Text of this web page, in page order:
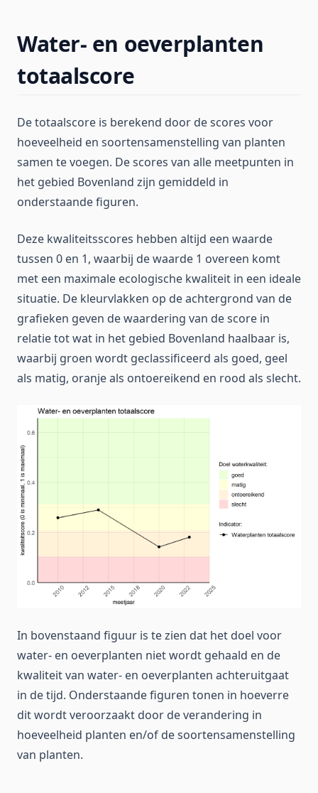
Water- en oeverplanten
totaalscore
De totaalscore is berekend door de scores voor
hoeveelheid en soortensamenstelling van planten
samen te voegen. De scores van alle meetpunten in
het gebied Bovenland zijn gemiddeld in
onderstaande figuren.
Deze kwaliteitsscores hebben altijd een waarde
tussen 0 en 1, waarbij de waarde 1 overeen komt
met een maximale ecologische kwaliteit in een ideale
situatie. De kleurvlakken op de achtergrond van de
grafieken geven de waardering van de score in
relatie tot wat in het gebied Bovenland haalbaar is,
waarbij groen wordt geclassificeerd als goed, geel
als matig, oranje als ontoereikend en rood als slecht.
In bovenstaand figuur is te zien dat het doel voor
water- en oeverplanten niet wordt gehaald en de
kwaliteit van water- en oeverplanten achteruitgaat
in de tijd. Onderstaande figuren tonen in hoeverre
dit wordt veroorzaakt door de verandering in
hoeveelheid planten en/of de soortensamenstelling
van planten.